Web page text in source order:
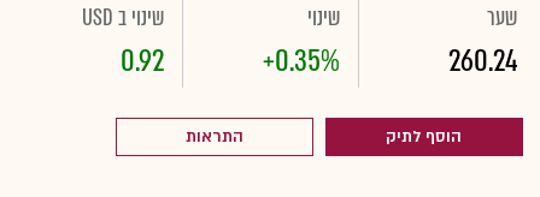
שער
260.24
שינוי
+0.35%
שינוי ב USD
0.92
הוסף לתיק התראות